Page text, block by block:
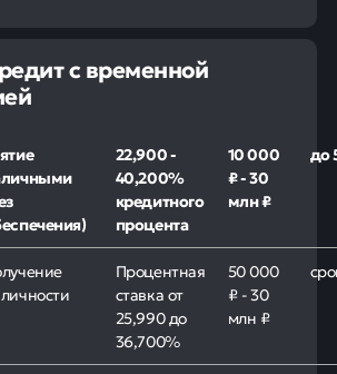
с временной
22,900 -
40,200%
кредитного
процента
10 000
₽ - 30
млн ₽
до
Процентная
ставка от
25,990 до
36,700%
50 000
₽ - 30
млн ₽